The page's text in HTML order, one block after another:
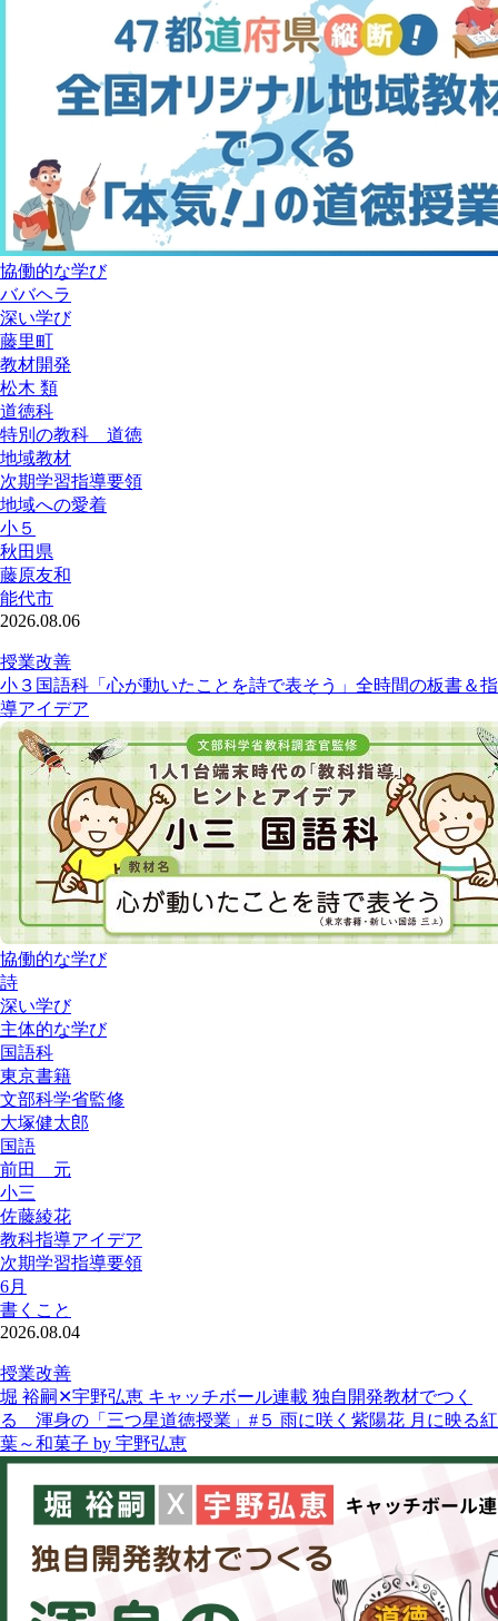
協働的な学び
ババヘラ
深い学び
藤里町
教材開発
松木 類
道徳科
特別の教科 道徳
地域教材
次期学習指導要領
地域への愛着
小５
秋田県
藤原友和
能代市
2026.08.06
授業改善
小３国語科「心が動いたことを詩で表そう」全時間の板書＆指
導アイデア
協働的な学び
詩
深い学び
主体的な学び
国語科
東京書籍
文部科学省監修
大塚健太郎
国語
前田 元
小三
佐藤綾花
教科指導アイデア
次期学習指導要領
6月
書くこと
2026.08.04
授業改善
堀 裕嗣✕宇野弘恵 キャッチボール連載 独自開発教材でつく
る 渾身の「三つ星道徳授業」#５ 雨に咲く紫陽花 月に映る紅
葉～和菓子 by 宇野弘恵